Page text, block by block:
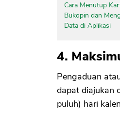
Cara Menutup
Bukopin dan
Data di Aplikasi
4.
Pengaduan
dapat diajukan
puluh) hari